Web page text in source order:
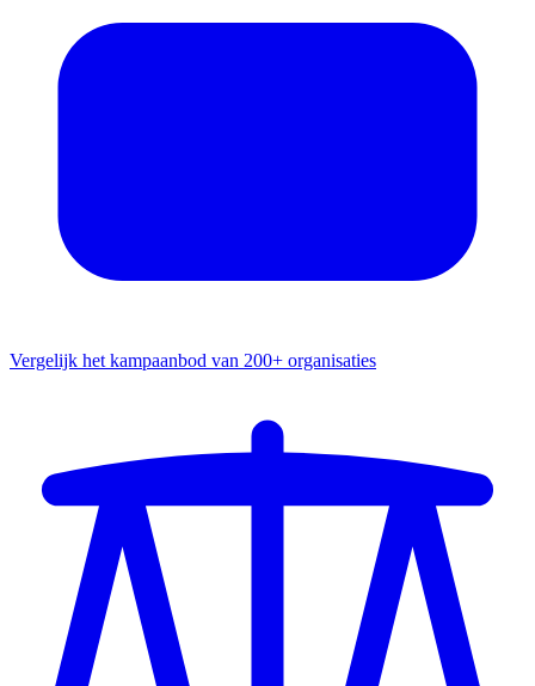
Vergelijk het kampaanbod van 200+ organisaties